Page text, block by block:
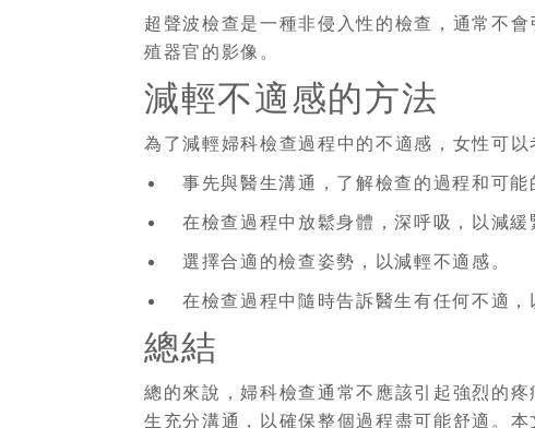
超聲波檢查是一種非侵入性的檢查，通常不
殖器官的影像。
減輕不適感的方法
為了減輕婦科檢查過程中的不適感，女性可以
事先與醫生溝通，了解檢查的過程和可能
在檢查過程中放鬆身體，深呼吸，以減緩
選擇合適的檢查姿勢，以減輕不適感。
在檢查過程中隨時告訴醫生有任何不適，
總結
總的來說，婦科檢查通常不應該引起強烈的
生充分溝通，以確保整個過程盡可能舒適。